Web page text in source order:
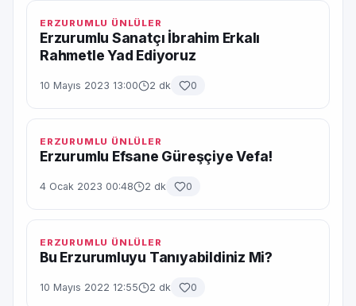
ERZURUMLU ÜNLÜLER
Erzurumlu Sanatçı İbrahim Erkalı
Rahmetle Yad Ediyoruz
10 Mayıs 2023 13:00 2 dk 0
ERZURUMLU ÜNLÜLER
Erzurumlu Efsane Güreşçiye Vefa!
4 Ocak 2023 00:48 2 dk 0
ERZURUMLU ÜNLÜLER
Bu Erzurumluyu Tanıyabildiniz Mi?
10 Mayıs 2022 12:55 2 dk 0